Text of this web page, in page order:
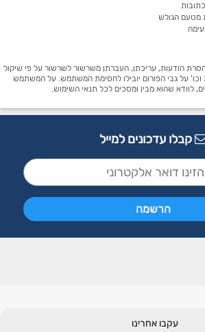
מטעם הגולש
הודעות, עריכתן, העברתן משרשור לשרשור על פי שיקול
על גבי הפורום יובילו לחסימת המשתמש. על המשתמש
לוודא שהוא מבין ומסכים לכל תנאי השימוש.
קבלו עדכונים למייל
עקבו אחרינו